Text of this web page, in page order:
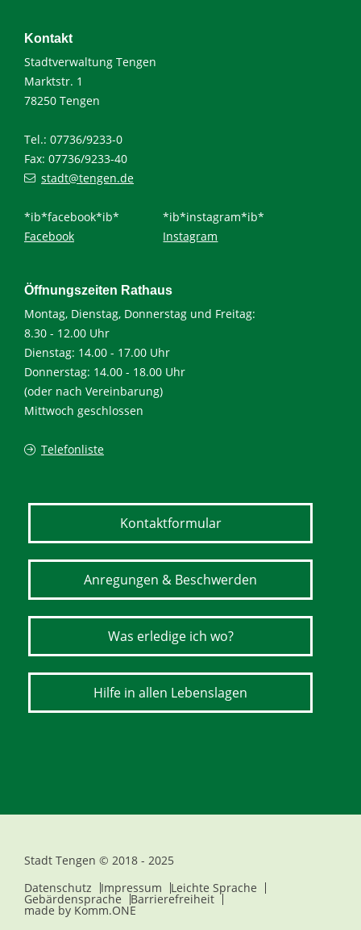
Kontakt
Stadtverwaltung Tengen
Marktstr. 1
78250 Tengen
Tel.: 07736/9233-0
Fax: 07736/9233-40
stadt@tengen.de
*ib*facebook*ib*
Facebook
*ib*instagram*ib*
Instagram
Öffnungszeiten Rathaus
Montag, Dienstag, Donnerstag und Freitag:
8.30 - 12.00 Uhr
Dienstag: 14.00 - 17.00 Uhr
Donnerstag: 14.00 - 18.00 Uhr
(oder nach Vereinbarung)
Mittwoch geschlossen
Telefonliste
Kontaktformular
Anregungen & Beschwerden
Was erledige ich wo?
Hilfe in allen Lebenslagen
Stadt Tengen © 2018 - 2025
Datenschutz
Impressum Leichte Sprache
Gebärdensprache Barrierefreiheit
made by Komm.ONE